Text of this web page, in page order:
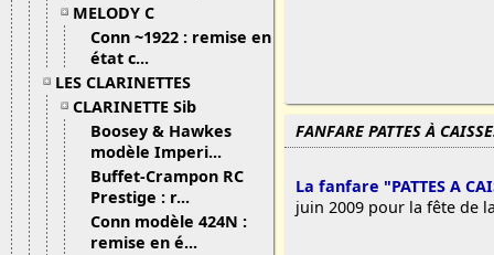
MELODY C
Conn ~1922 : remise en
état c...
LES CLARINETTES
CLARINETTE Sib
Boosey & Hawkes
modèle Imperi...
Buffet-Crampon RC
Prestige : r...
Conn modèle 424N :
remise en é...
FANFARE PATTES À
La fanfare "PATTES A
juin 2009 pour la fête de